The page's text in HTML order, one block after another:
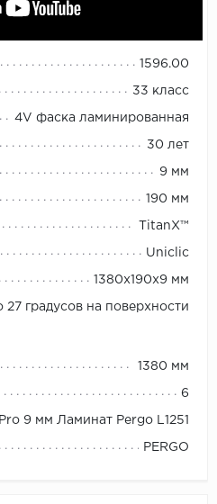
1596.00
33 класс
4V фаска ламинированная
30 лет
9 мм
190 мм
TitanX™
Uniclic
1380х190х9 мм
27 градусов на поверхности
1380 мм
6
9 мм Ламинат Pergo L1251
PERGO